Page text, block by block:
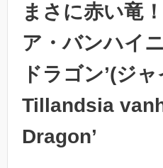
まさに赤い竜
ア・バンハイ
ドラゴン’(ジ
Tillandsia
Dragon’